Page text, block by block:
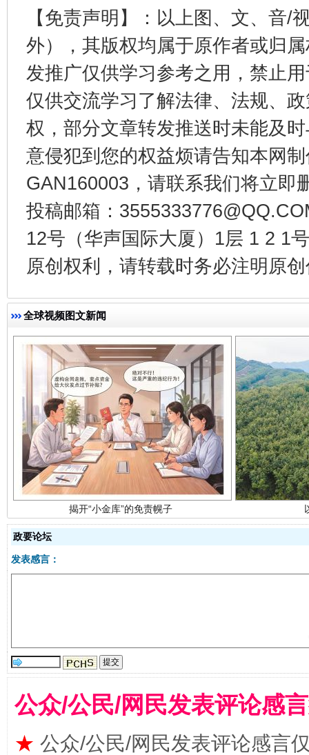
【免责声明】：以上图、文、音/
外），其版权均属于原作者或归
发推广仅供学习参考之用，禁止
仅供交流学习了解法律、法规、
权，部分文章转发推送时未能及
意侵犯到您的权益烦请告知本网
GAN160003，请联系我们将立即
投稿邮箱：
12号（华声国际大厦）1层 1 2 1
原创权利，请转载时务必注明原
全球视频图文新闻
东山县通报“牛蛙产品抗生素超标问题” 法
千年窑火 生生不息
揭开“小金库”的免责幌子
政要论坛
发表感言：
公众/公民/网民发表评论感
★ 公众/公民/网民发表评论感言